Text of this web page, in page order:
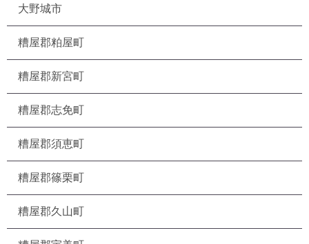
大野城市
糟屋郡粕屋町
糟屋郡新宮町
糟屋郡志免町
糟屋郡須恵町
糟屋郡篠栗町
糟屋郡久山町